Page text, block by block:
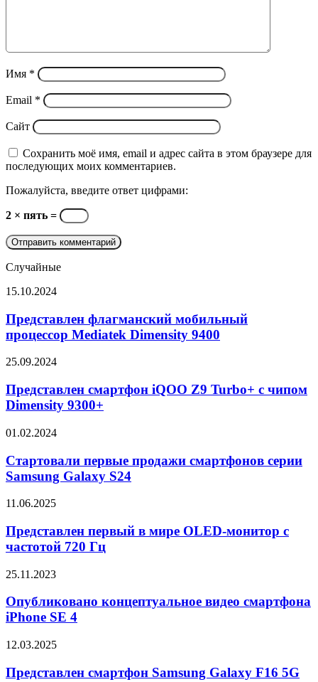
Имя *
Email *
Сайт
Сохранить моё имя, email и адрес сайта в этом браузере для
последующих моих комментариев.
Пожалуйста, введите ответ цифрами:
2 × пять =
Случайные
Представлен
мобильный
процессор
Mediatek
9400
15.10.2024
Представлен флагманский мобильный
процессор Mediatek Dimensity 9400
Представлен
iQOO
Z9
Turbo+
чипом
9300+
25.09.2024
Представлен смартфон iQOO Z9 Turbo+ с чипом
Dimensity 9300+
Стартовали
продажи
смартфонов
серии
Galaxy
01.02.2024
Стартовали первые продажи смартфонов серии
Samsung Galaxy S24
Представлен
в
мире
OLED-
с
720
Гц
11.06.2025
Представлен первый в мире OLED-монитор с
частотой 720 Гц
Опубликовано
видео
смартфона
iPhone
4
25.11.2023
Опубликовано концептуальное видео смартфона
iPhone SE 4
Представлен
Samsung
12.03.2025
Представлен смартфон Samsung Galaxy F16 5G